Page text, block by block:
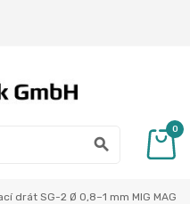
search
0
drát SG-2 Ø 0,8–1 mm MIG MAG